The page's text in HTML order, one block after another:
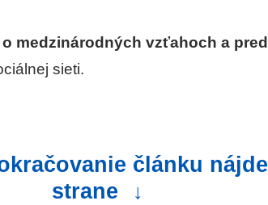
medzinárodných vzťahoch a
sieti.
článku
strane
↓